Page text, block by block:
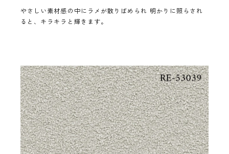
やさしい素材感の中にラメが散りばめられ 明かりに照らされ
ると、キラキラと輝きます。